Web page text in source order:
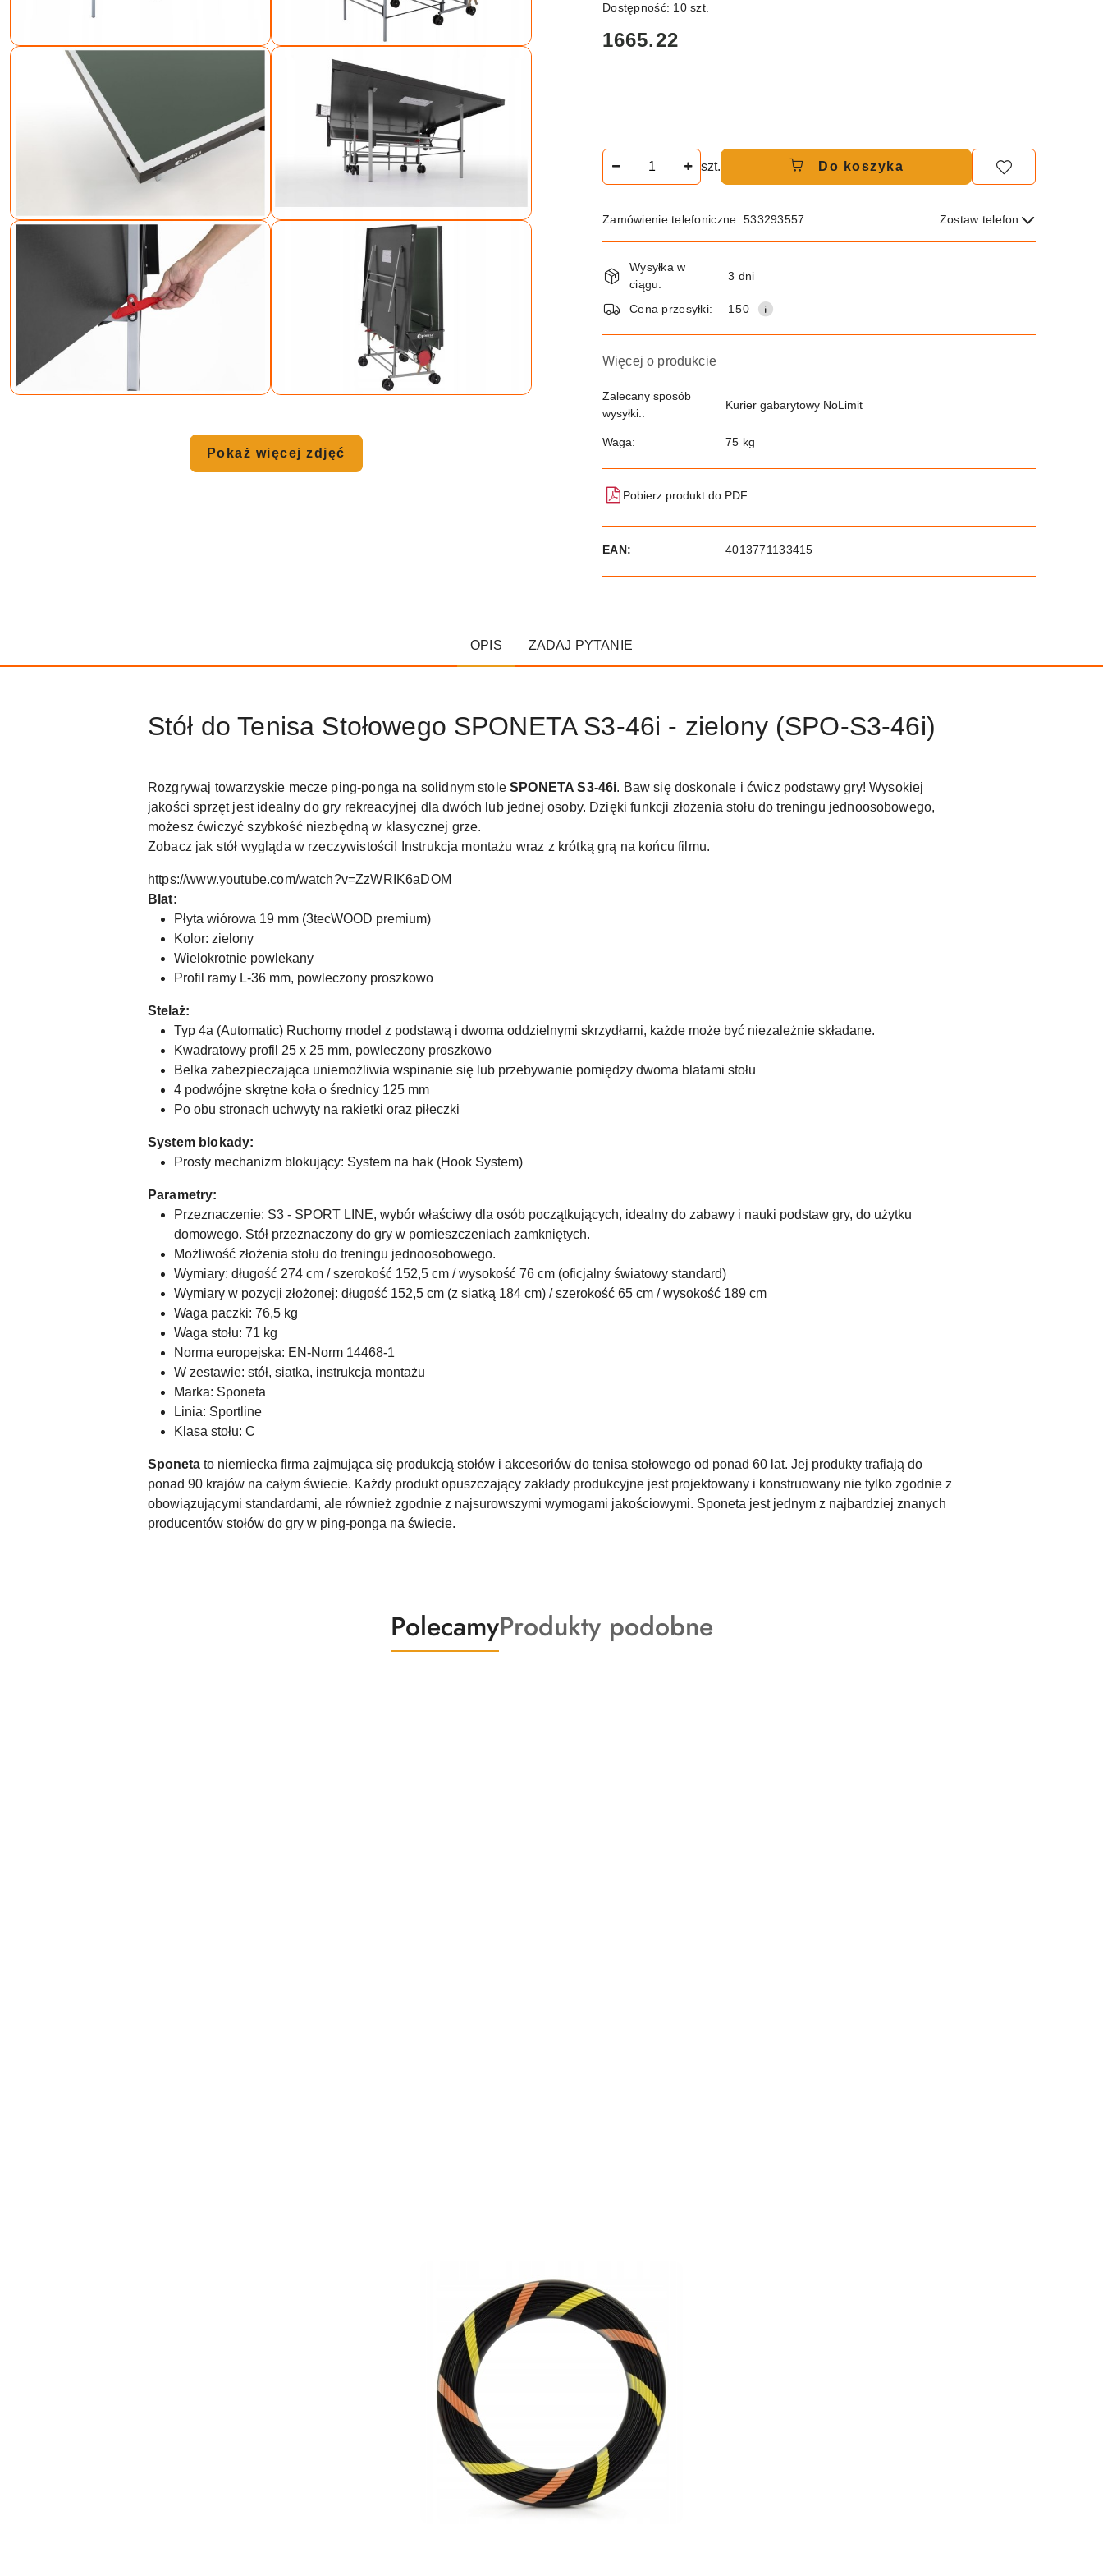
Pokaż więcej zdjęć
Dostępność: 10szt.
cena:
1665.22
szt. Do koszyka
Zamówienie telefoniczne: 533293557 Zostaw telefon
Wyślij
Dostępność
i
dostawa
Wysyłka w
ciągu:
3 dni
Cena przesyłki: 150
Więcej o produkcie
Zalecany sposób
wysyłki::
Kurier gabarytowy NoLimit
Waga: 75 kg
Pobierz produkt do PDF
EAN: 4013771133415
OPIS ZADAJ PYTANIE
Stół do Tenisa Stołowego SPONETA S3-46i - zielony (SPO-S3-46i)
Rozgrywaj towarzyskie mecze ping-ponga na solidnym stoleSPONETA S3-46i. Baw się doskonale i ćwicz podstawy gry! Wysokiej
jakości sprzęt jest idealny do gry rekreacyjnej dla dwóch lub jednej osoby. Dzięki funkcji złożenia stołu do treningu jednoosobowego,
możesz ćwiczyć szybkość niezbędną w klasycznej grze.
Zobacz jak stół wygląda w rzeczywistości! Instrukcja montażu wraz z krótką grą na końcu filmu.
https://www.youtube.com/watch?v=ZzWRIK6aDOM
Blat:
Płyta wiórowa 19 mm (3tecWOOD premium)
Kolor: zielony
Wielokrotnie powlekany
Profil ramy L-36 mm, powleczony proszkowo
Stelaż:
Typ 4a (Automatic) Ruchomy model z podstawą i dwoma oddzielnymi skrzydłami, każde może być niezależnie składane.
Kwadratowy profil 25 x 25 mm, powleczony proszkowo
Belka zabezpieczająca uniemożliwia wspinanie się lub przebywanie pomiędzy dwoma blatami stołu
4 podwójne skrętne koła o średnicy 125 mm
Po obu stronach uchwyty na rakietki oraz piłeczki
System blokady:
Prosty mechanizm blokujący: System na hak (Hook System)
Parametry:
Przeznaczenie: S3 - SPORT LINE, wybór właściwy dla osób początkujących, idealny do zabawy i nauki podstaw gry, do użytku
domowego. Stół przeznaczony do gry w pomieszczeniach zamkniętych.
Możliwość złożenia stołu do treningu jednoosobowego.
Wymiary: długość 274 cm / szerokość 152,5 cm / wysokość 76 cm (oficjalny światowy standard)
Wymiary w pozycji złożonej: długość 152,5 cm (z siatką 184 cm) / szerokość 65 cm / wysokość 189 cm
Waga paczki: 76,5 kg
Waga stołu: 71 kg
Norma europejska: EN-Norm 14468-1
W zestawie: stół, siatka, instrukcja montażu
Marka: Sponeta
Linia: Sportline
Klasa stołu: C
Sponeta to niemiecka firma zajmująca się produkcją stołów i akcesoriów do tenisa stołowego od ponad 60 lat. Jej produkty trafiają do
ponad 90 krajów na całym świecie. Każdy produkt opuszczający zakłady produkcyjne jest projektowany i konstruowany nie tylko zgodnie z
obowiązującymi standardami, ale również zgodnie z najsurowszymi wymogami jakościowymi. Sponeta jest jednym z najbardziej znanych
producentów stołów do gry w ping-ponga na świecie.
Produkty
o
PolecamyProdukty
o
Produkty podobne